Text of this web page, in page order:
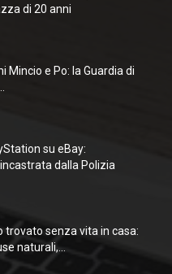
di 20 anni
Mincio e Po: la Guardia di
su eBay:
dalla Polizia
trovato senza vita in casa:
naturali,...